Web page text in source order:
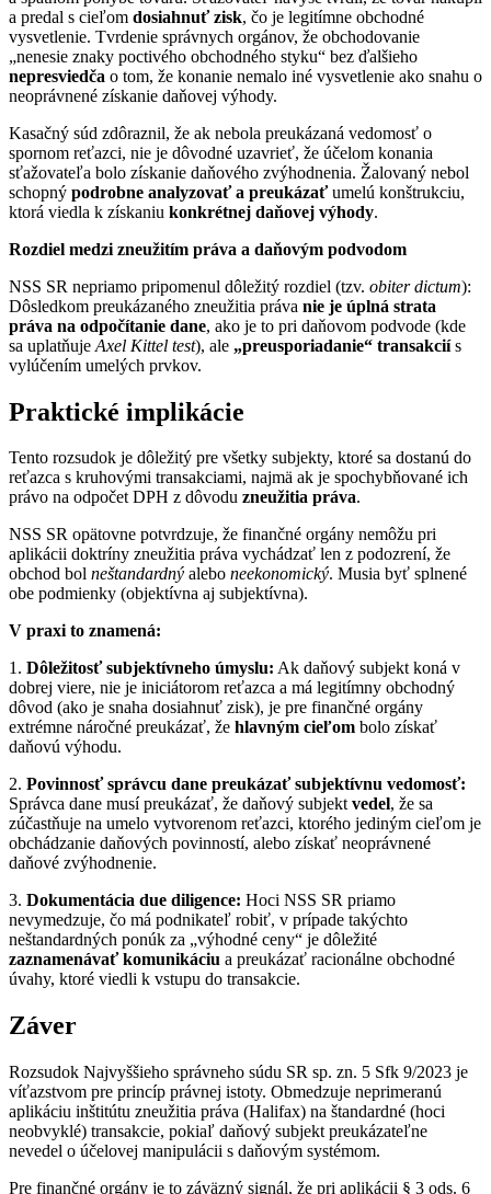
a predal s cieľom dosiahnuť zisk, čo je legitímne obchodné
vysvetlenie. Tvrdenie správnych orgánov, že obchodovanie
„nenesie znaky poctivého obchodného styku“ bez ďalšieho
nepresviedča o tom, že konanie nemalo iné vysvetlenie ako snahu o
neoprávnené získanie daňovej výhody.
Kasačný súd zdôraznil, že ak nebola preukázaná vedomosť o
spornom reťazci, nie je dôvodné uzavrieť, že účelom konania
sťažovateľa bolo získanie daňového zvýhodnenia. Žalovaný nebol
schopný podrobne analyzovať a preukázaťumelú konštrukciu,
ktorá viedla k získaniu konkrétnej daňovej výhody.
Rozdiel medzi zneužitím práva a daňovým podvodom
NSS SR nepriamo pripomenul dôležitý rozdiel (tzv. obiter dictum):
Dôsledkom preukázaného zneužitia práva nie je úplná strata
práva na odpočítanie dane, ako je to pri daňovom podvode (kde
sa uplatňuje Axel Kittel test), ale „preusporiadanie“ transakciís
vylúčením umelých prvkov.
Praktické implikácie
Tento rozsudok je dôležitý pre všetky subjekty, ktoré sa dostanú do
reťazca s kruhovými transakciami, najmä ak je spochybňované ich
právo na odpočet DPH z dôvodu zneužitia práva.
NSS SR opätovne potvrdzuje, že finančné orgány nemôžu pri
aplikácii doktríny zneužitia práva vychádzať len z podozrení, že
obchod bol neštandardný alebo neekonomický. Musia byť splnené
obe podmienky (objektívna aj subjektívna).
V praxi to znamená:
1. Dôležitosť subjektívneho úmyslu: Ak daňový subjekt koná v
dobrej viere, nie je iniciátorom reťazca a má legitímny obchodný
dôvod (ako je snaha dosiahnuť zisk), je pre finančné orgány
extrémne náročné preukázať, že hlavným cieľom bolo získať
daňovú výhodu.
2. Povinnosť správcu dane preukázať subjektívnu vedomosť:
Správca dane musí preukázať, že daňový subjektvedel, že sa
zúčastňuje na umelo vytvorenom reťazci, ktorého jediným cieľom je
obchádzanie daňových povinností, alebo získať neoprávnené
daňové zvýhodnenie.
3. Dokumentácia due diligence: Hoci NSS SR priamo
nevymedzuje, čo má podnikateľ robiť, v prípade takýchto
neštandardných ponúk za „výhodné ceny“ je dôležité
zaznamenávať komunikáciu a preukázať racionálne obchodné
úvahy, ktoré viedli k vstupu do transakcie.
Záver
Rozsudok Najvyššieho správneho súdu SR sp. zn. 5 Sfk 9/2023 je
víťazstvom pre princíp právnej istoty. Obmedzuje neprimeranú
aplikáciu inštitútu zneužitia práva (Halifax) na štandardné (hoci
neobvyklé) transakcie, pokiaľ daňový subjekt preukázateľne
nevedel o účelovej manipulácii s daňovým systémom.
Pre finančné orgány je to záväzný signál, že pri aplikácii § 3 ods. 6